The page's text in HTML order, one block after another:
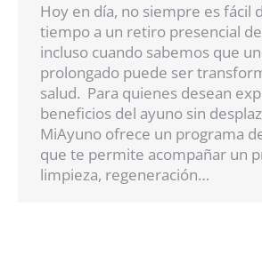
Hoy en día, no siempre es fácil
tiempo a un retiro presencial
incluso cuando sabemos que
prolongado puede ser
salud. Para quienes desean
beneficios del ayuno sin
MiAyuno ofrece un programa
que te permite acompañar un
limpieza, regeneración…